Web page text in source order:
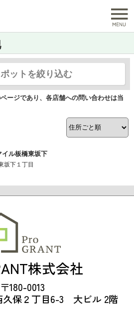
ットを絞り込む
ージであり、各店舗への問い合わせは当
イル板橋東坂下
坂下１丁目
株式会社
〒180-0013
久保２丁目6-3 大ビル 2階